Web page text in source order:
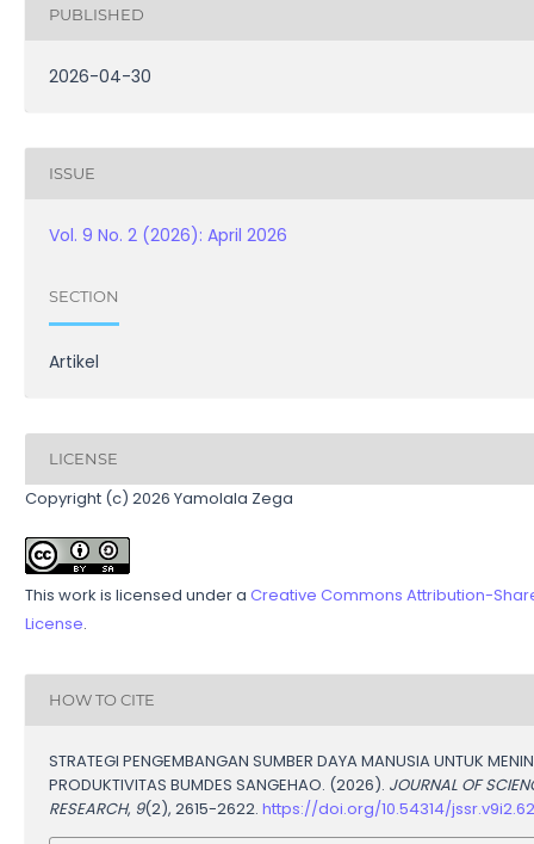
PUBLISHED
2026-04-30
ISSUE
Vol. 9 No. 2 (2026): April 2026
SECTION
Artikel
LICENSE
Copyright (c) 2026 Yamolala Zega
This work is licensed under a Creative Commons Attribution-
License.
HOW TO CITE
STRATEGI PENGEMBANGAN SUMBER DAYA MANUSIA UNTUK
PRODUKTIVITAS BUMDES SANGEHAO. (2026). JOURNAL OF
RESEARCH, 9(2), 2615-2622. https://doi.org/10.54314/